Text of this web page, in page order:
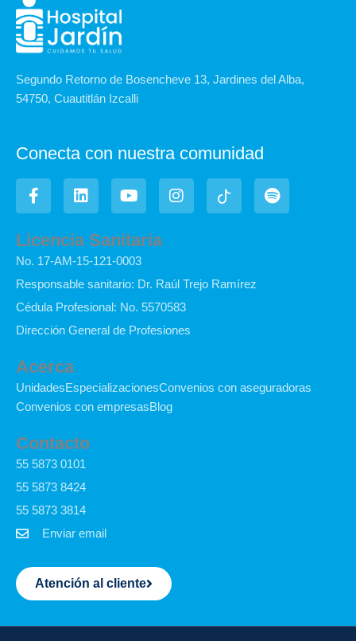
Segundo Retorno de Bosencheve 13, Jardines del Alba,
54750, Cuautitlán Izcalli
Conecta con nuestra comunidad
F
a
c
e
b
o
o
-
f
L
i
n
k
e
d
i
Y
o
u
t
u
b
e
I
n
s
r
m
I
c
o
i
S
p
o
Licencia Sanitaria
No. 17-AM-15-121-0003
Responsable sanitario: Dr. Raúl Trejo Ramírez
Cédula Profesional: No. 5570583
Dirección General de Profesiones
Acerca
UnidadesEspecializacionesConvenios con aseguradoras
Convenios con empresasBlog
Contacto
55 5873 0101
55 5873 8424
55 5873 3814
Enviar email
Atención al cliente